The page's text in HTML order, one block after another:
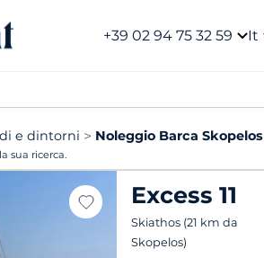
+39 02 94 75 32 59 It
e dintorni Noleggio Barca Skopelos
sua ricerca.
Excess 11
Skiathos (21 km da
Skopelos)